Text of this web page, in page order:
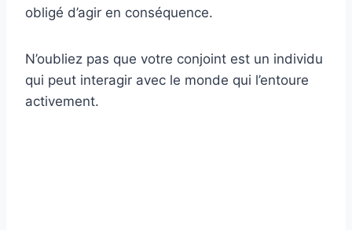
obligé d’agir en conséquence.
N’oubliez pas que votre conjoint est un individu
qui peut interagir avec le monde qui l’entoure
activement.